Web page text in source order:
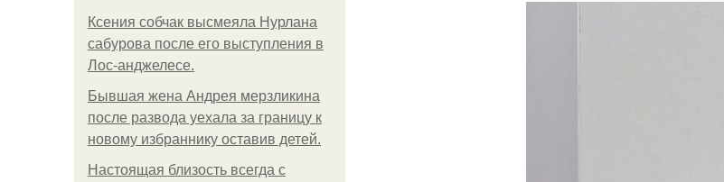
Ксения собчак высмеяла Нурлана
сабурова после его выступления в
Лос-анджелесе.
Бывшая жена Андрея мерзликина
после развода уехала за границу к
новому избраннику оставив детей.
Hacтоящая близость всегда с